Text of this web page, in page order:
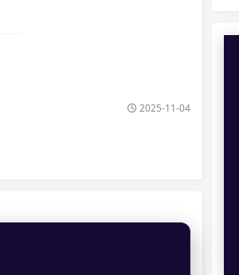
2025-11-04